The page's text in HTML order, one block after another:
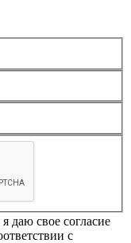
даю свое согласие
с